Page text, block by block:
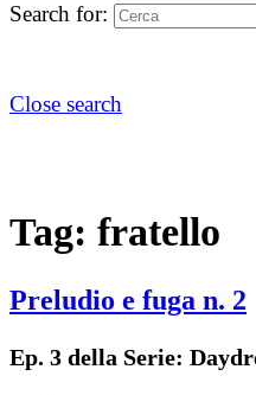
Search for:
Close search
Tag: fratello
Preludio e fuga n. 2
Ep. 3 della Serie: